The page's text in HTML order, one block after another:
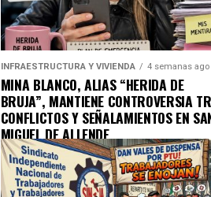
INFRAESTRUCTURA Y VIVIENDA 4 semanas ago
MINA BLANCO, ALIAS “HERIDA DE
BRUJA”, MANTIENE CONTROVERSIA
CONFLICTOS Y SEÑALAMIENTOS EN
MIGUEL DE ALLENDE